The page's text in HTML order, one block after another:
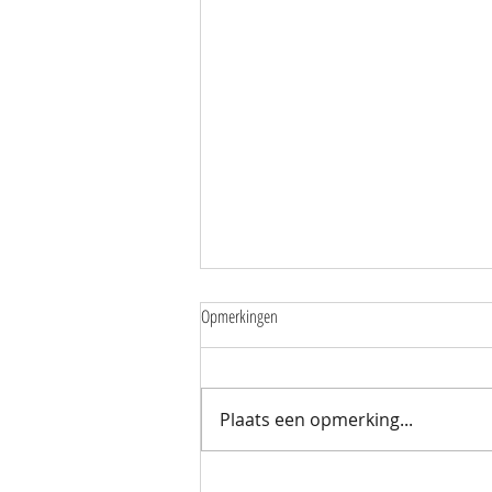
Opmerkingen
Plaats een opmerking...